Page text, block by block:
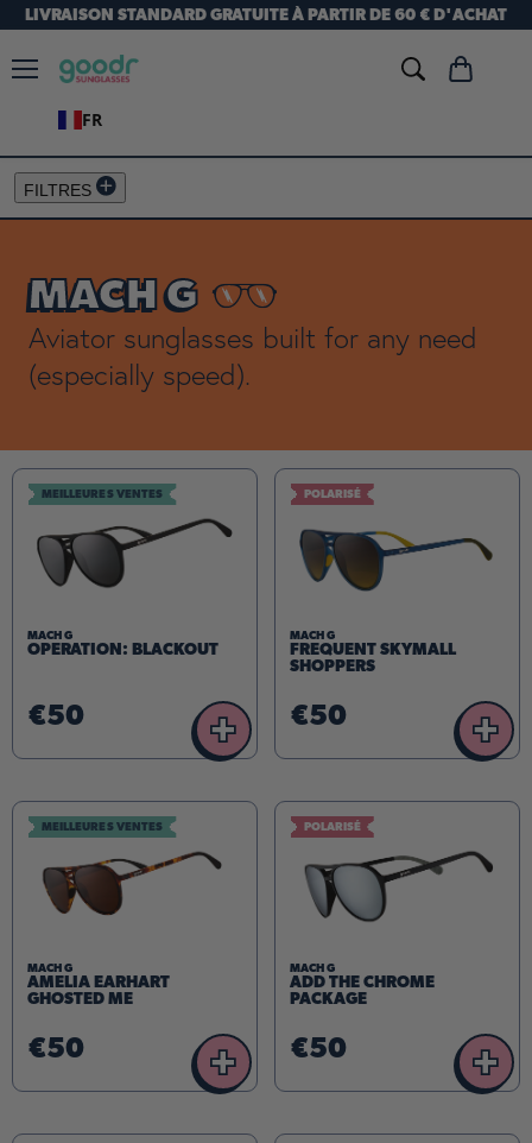
LIVRAISON STANDARD GRATUITE À PARTIR DE 60 € D'ACHAT
Menu
FR
FILTRES
MACH G
Aviator sunglasses built for any need
(especially speed).
MEILLEURES VENTES
MACH G
OPERATION: BLACKOUT
€50 +
POLARISÉ
MACH G
FREQUENT SKYMALL
SHOPPERS
€50 +
MEILLEURES VENTES
MACH G
AMELIA EARHART
GHOSTED ME
€50 +
POLARISÉ
MACH G
ADD THE CHROME
PACKAGE
€50 +